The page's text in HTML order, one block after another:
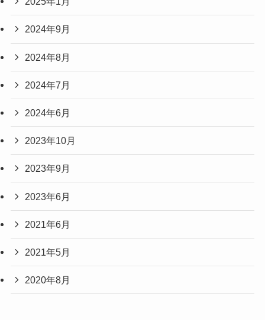
2024年9月
2024年8月
2024年7月
2024年6月
2023年10月
2023年9月
2023年6月
2021年6月
2021年5月
2020年8月